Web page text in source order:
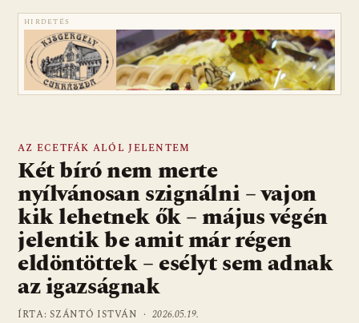
HIRDETÉS
AZ ECETFÁK ALÓL JELENTEM
Két bíró nem merte
nyílvánosan szignálni – vajon
kik lehetnek ők – május végén
jelentik be amit már régen
eldöntöttek – esélyt sem adnak
az igazságnak
ÍRTA: SZÁNTÓ ISTVÁN ·2026.05.19.